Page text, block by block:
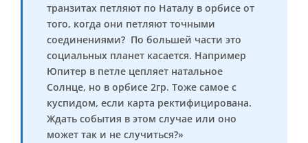
транзитах петляют по Наталу в орбисе от
того, когда они петляют точными
соединениями? По большей части это
социальных планет касается. Например
Юпитер в петле цепляет натальное
Солнце, но в орбисе 2гр. Тоже самое с
куспидом, если карта ректифицирована.
Ждать события в этом случае или оно
может так и не случиться?»